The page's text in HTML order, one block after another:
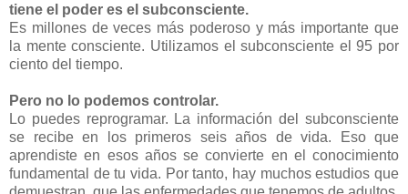
tiene el poder es el subconsciente.
Es millones de veces más poderoso y más importante que
la mente consciente. Utilizamos el subconsciente el 95 por
ciento del tiempo.
Pero no lo podemos controlar.
Lo puedes reprogramar. La información del subconsciente
se recibe en los primeros seis años de vida. Eso que
aprendiste en esos años se convierte en el conocimiento
fundamental de tu vida. Por tanto, hay muchos estudios que